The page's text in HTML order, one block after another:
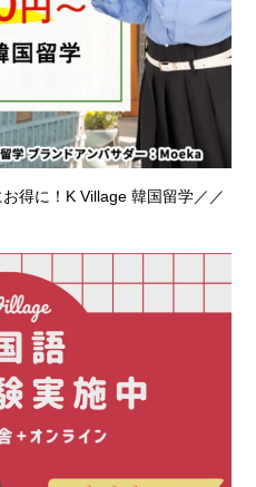
得に！K Village 韓国留学／／